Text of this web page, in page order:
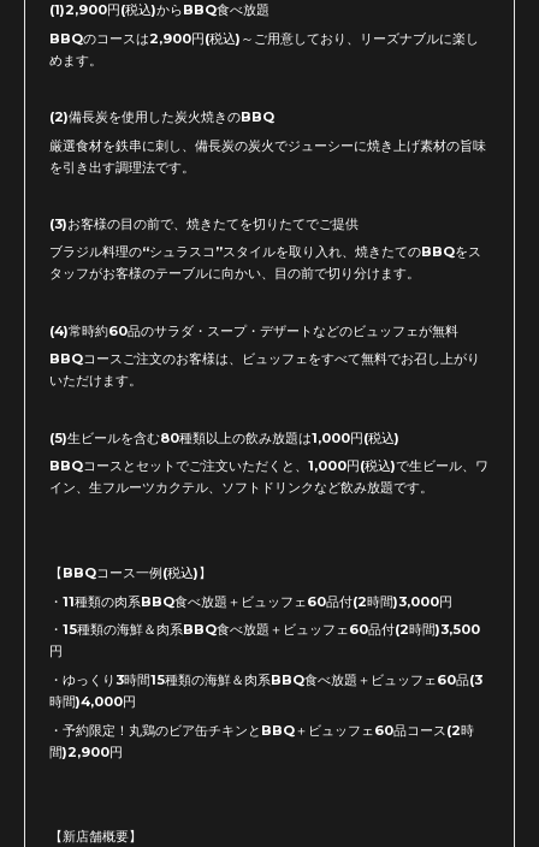
(1)2,900円(税込)からBBQ食べ放題
BBQのコースは2,900円(税込)～ご用意しており、リーズナブルに楽し
めます。
(2)備長炭を使用した炭火焼きのBBQ
厳選食材を鉄串に刺し、備長炭の炭火でジューシーに焼き上げ素材の旨味
を引き出す調理法です。
(3)お客様の目の前で、焼きたてを切りたてでご提供
ブラジル料理の“シュラスコ”スタイルを取り入れ、焼きたてのBBQをス
タッフがお客様のテーブルに向かい、目の前で切り分けます。
(4)常時約60品のサラダ・スープ・デザートなどのビュッフェが無料
BBQコースご注文のお客様は、ビュッフェをすべて無料でお召し上がり
いただけます。
(5)生ビールを含む80種類以上の飲み放題は1,000円(税込)
BBQコースとセットでご注文いただくと、1,000円(税込)で生ビール、ワ
イン、生フルーツカクテル、ソフトドリンクなど飲み放題です。
【BBQコース一例(税込)】
・11種類の肉系BBQ食べ放題＋ビュッフェ60品付(2時間)3,000円
・15種類の海鮮＆肉系BBQ食べ放題＋ビュッフェ60品付(2時間)3,500
円
・ゆっくり3時間15種類の海鮮＆肉系BBQ食べ放題＋ビュッフェ60品(3
時間)4,000円
・予約限定！丸鶏のビア缶チキンとBBQ＋ビュッフェ60品コース(2時
間)2,900円
【新店舗概要】